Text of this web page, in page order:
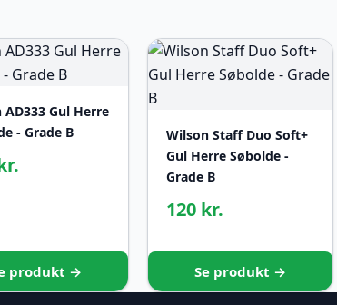
AD333 Gul Herre
- Grade B
produkt →
Wilson Staff Duo Soft+
Gul Herre Søbolde -
Grade B
120 kr.
Se produkt →